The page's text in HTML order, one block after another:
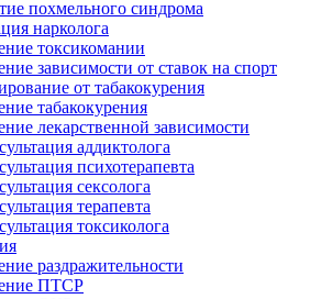
похмельного синдрома
нарколога
токсикомании
зависимости от ставок на спорт
от табакокурения
табакокурения
лекарственной зависимости
аддиктолога
психотерапевта
сексолога
терапевта
токсиколога
раздражительности
ПТСР